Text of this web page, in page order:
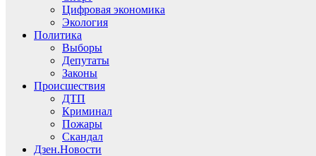
Цифровая экономика
Экология
Политика
Выборы
Депутаты
Законы
Происшествия
ДТП
Криминал
Пожары
Скандал
Дзен.Новости